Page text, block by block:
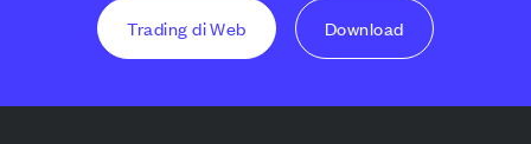
Trading di Web Download